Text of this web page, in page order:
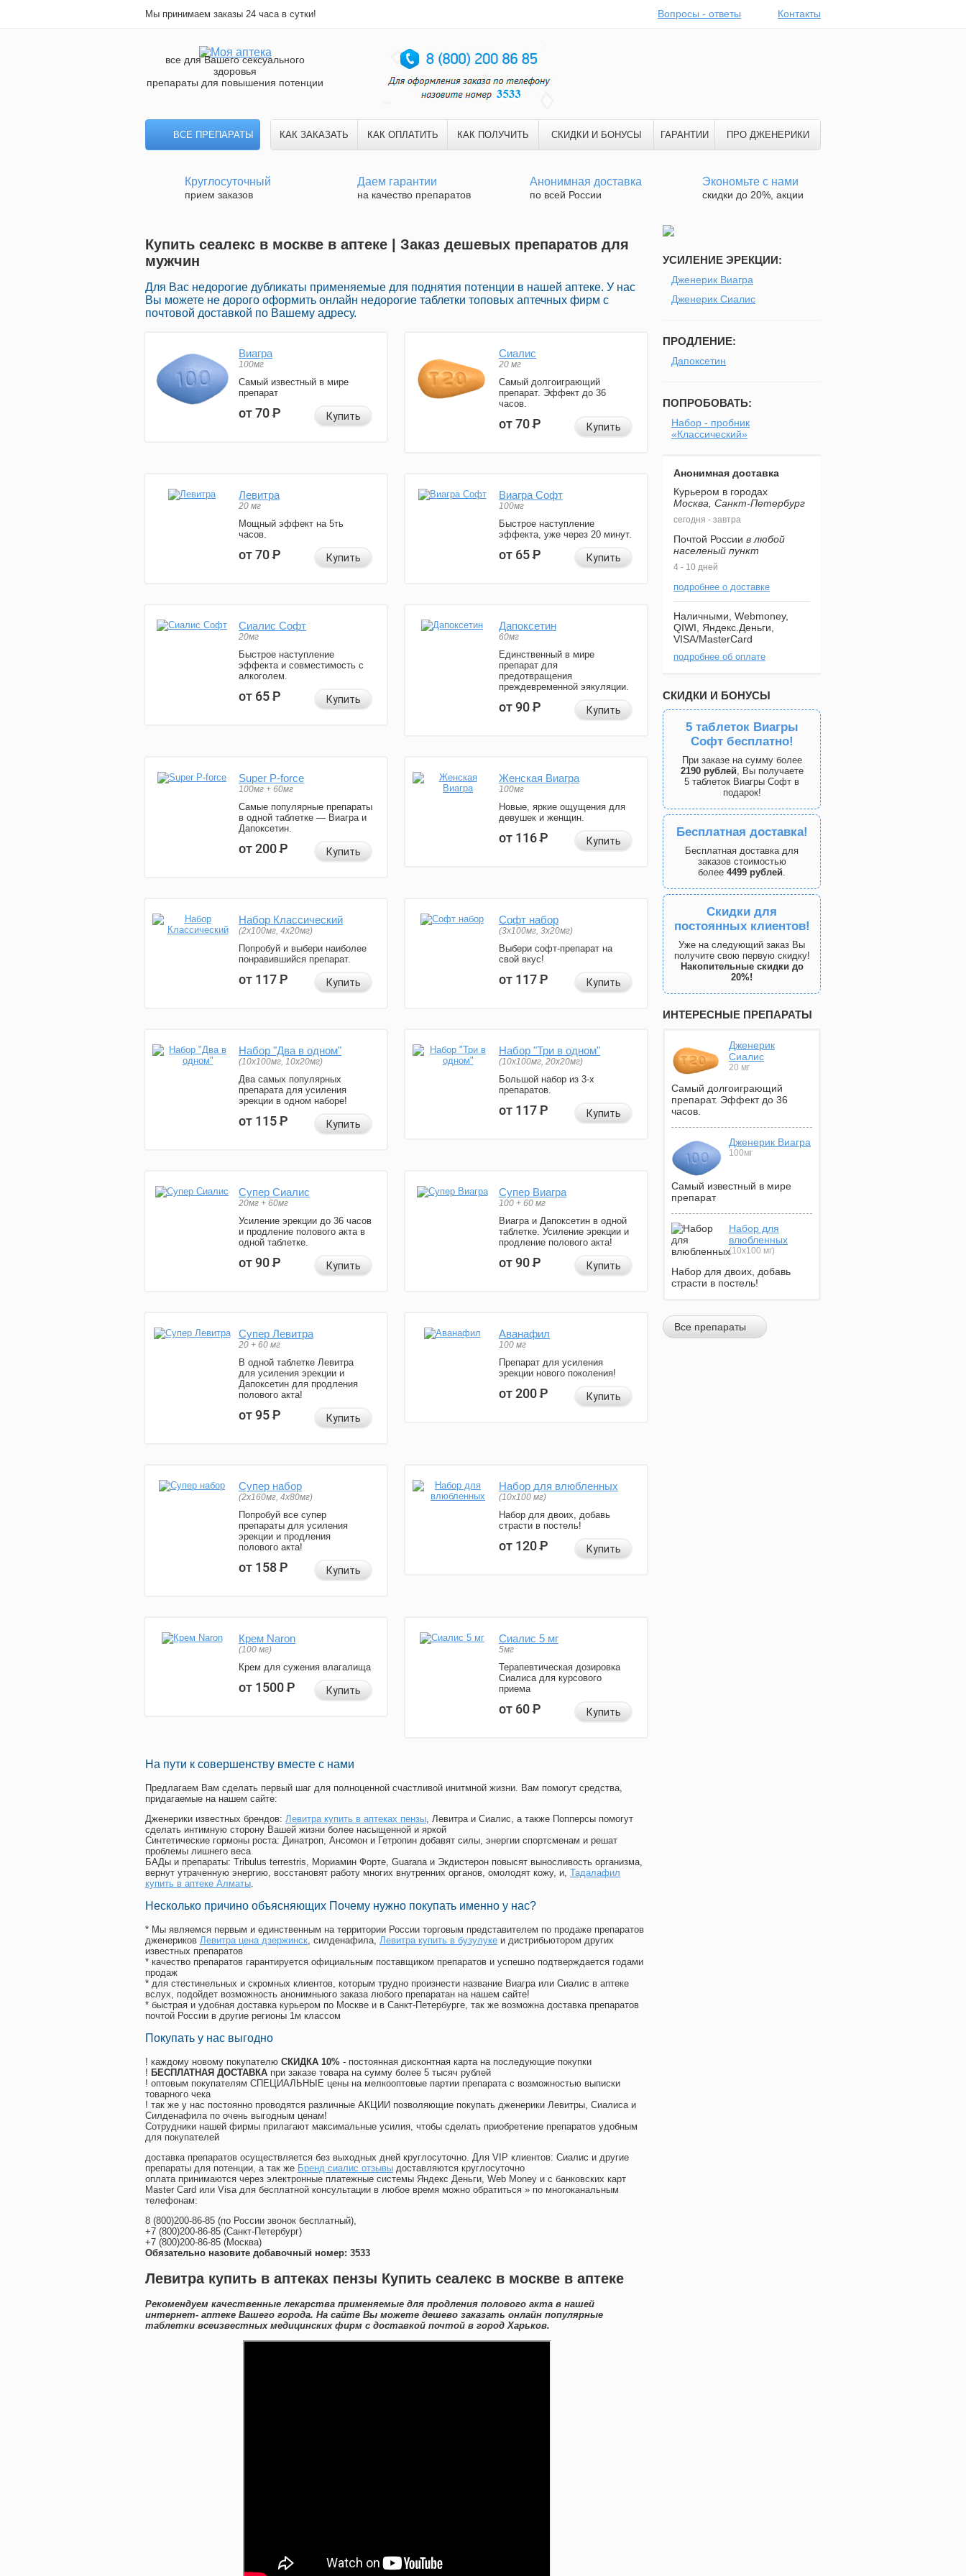
Мы принимаем заказы 24 часа в сутки! Вопросы - ответы Контакты
все для Вашего сексуального
здоровья
препараты для повышения потенции
ВСЕ ПРЕПАРАТЫ КАК ЗАКАЗАТЬ КАК ОПЛАТИТЬ КАК ПОЛУЧИТЬ СКИДКИ И БОНУСЫ ГАРАНТИИ ПРО ДЖЕНЕРИКИ
Круглосуточный
прием заказов
Даем гарантии
на качество препаратов
Анонимная доставка
по всей России
Экономьте с нами
скидки до 20%, акции
Купить сеалекс в москве в аптеке | Заказ дешевых препаратов для
мужчин
Для Вас недорогие дубликаты применяемые для поднятия потенции в нашей аптеке. У нас
Вы можете не дорого оформить онлайн недорогие таблетки топовых аптечных фирм с
почтовой доставкой по Вашему адресу.
Виагра
100мг
Самый известный в мире
препарат
от 70Р Купить
Сиалис
20 мг
Самый долгоиграющий
препарат. Эффект до 36
часов.
от 70Р Купить
Левитра
20 мг
Мощный эффект на 5ть
часов.
от 70Р Купить
Виагра Софт
100мг
Быстрое наступление
эффекта, уже через 20 минут.
от 65Р Купить
Сиалис Софт
20мг
Быстрое наступление
эффекта и совместимость с
алкоголем.
от 65Р Купить
Дапоксетин
60мг
Единственный в мире
препарат для
предотвращения
преждевременной эякуляции.
от 90Р Купить
Super P-force
100мг + 60мг
Самые популярные препараты
в одной таблетке — Виагра и
Дапоксетин.
от 200Р Купить
Женская Виагра
100мг
Новые, яркие ощущения для
девушек и женщин.
от 116Р Купить
Набор Классический
(2x100мг, 4x20мг)
Попробуй и выбери наиболее
понравившийся препарат.
от 117Р Купить
Софт набор
(3x100мг, 3x20мг)
Выбери софт-препарат на
свой вкус!
от 117Р Купить
Набор "Два в одном"
(10x100мг, 10x20мг)
Два самых популярных
препарата для усиления
эрекции в одном наборе!
от 115Р Купить
Набор "Три в одном"
(10x100мг, 20x20мг)
Большой набор из 3-х
препаратов.
от 117Р Купить
Супер Сиалис
20мг + 60мг
Усиление эрекции до 36 часов
и продление полового акта в
одной таблетке.
от 90Р Купить
Супер Виагра
100 + 60 мг
Виагра и Дапоксетин в одной
таблетке. Усиление эрекции и
продление полового акта!
от 90Р Купить
Супер Левитра
20 + 60 мг
В одной таблетке Левитра
для усиления эрекции и
Дапоксетин для продления
полового акта!
от 95Р Купить
Аванафил
100 мг
Препарат для усиления
эрекции нового поколения!
от 200Р Купить
Супер набор
(2х160мг, 4х80мг)
Попробуй все супер
препараты для усиления
эрекции и продления
полового акта!
от 158Р Купить
Набор для влюбленных
(10х100 мг)
Набор для двоих, добавь
страсти в постель!
от 120Р Купить
Крем Naron
(100 мг)
Крем для сужения влагалища
от 1500Р Купить
Сиалис 5 мг
5мг
Терапевтическая дозировка
Сиалиса для курсового
приема
от 60Р Купить
На пути к совершенству вместе с нами
Предлагаем Вам сделать первый шаг для полноценной счастливой инитмной жизни. Вам помогут средства,
придагаемые на нашем сайте:
Дженерики известных брендов: Левитра купить в аптеках пензы, Левитра и Сиалис, а также Попперсы помогут
сделать интимную сторону Вашей жизни более насыщенной и яркой
Синтетические гормоны роста: Динатроп, Ансомон и Гетропин добавят силы, энергии спортсменам и решат
проблемы лишнего веса
БАДы и препараты: Tribulus terrestris, Мориамин Форте, Guarana и Экдистерон повысят выносливость организма,
вернут утраченную энергию, восстановят работу многих внутренних органов, омолодят кожу, и, Тадалафил
купить в аптеке Алматы.
Несколько причино объясняющих Почему нужно покупать именно у нас?
* Мы являемся первым и единственным на территории России торговым представителем по продаже препаратов
дженериков Левитра цена дзержинск, силденафила, Левитра купить в бузулуке и дистрибьютором других
известных препаратов
* качество препаратов гарантируется официальным поставщиком препаратов и успешно подтверждается годами
продаж
* для стестинельных и скромных клиентов, которым трудно произнести название Виагра или Сиалис в аптеке
вслух, подойдет возможность анонимныого заказа любого препаратан на нашем сайте!
* быстрая и удобная доставка курьером по Москве и в Санкт-Петербурге, так же возможна доставка препаратов
почтой России в другие регионы 1м классом
Покупать у нас выгодно
! каждому новому покупателю СКИДКА 10% - постоянная дисконтная карта на последующие покупки
! БЕСПЛАТНАЯ ДОСТАВКА при заказе товара на сумму более 5 тысяч рублей
! оптовым покупателям СПЕЦИАЛЬНЫЕ цены на мелкооптовые партии препарата с возможностью выписки
товарного чека
! так же у нас постоянно проводятся различные АКЦИИ позволяющие покупать дженерики Левитры, Сиалиса и
Силденафила по очень выгодным ценам!
Cотрудники нашей фирмы прилагают максимальные усилия, чтобы сделать приобретение препаратов удобным
для покупателей
доставка препаратов осуществляется без выходных дней круглосуточно. Для VIP клиентов: Сиалис и другие
препараты для потенции, а так же Бренд сиалис отзывы доставляются круглосуточно
оплата принимаются через электронные платежные системы Яндекс Деньги, Web Money и с банковских карт
Master Card или Visa для бесплатной консультации в любое время можно обратиться » по многоканальным
телефонам:
8 (800)200-86-85 (по России звонок бесплатный),
+7 (800)200-86-85 (Санкт-Петербург)
+7 (800)200-86-85 (Москва)
Обязательно назовите добавочный номер: 3533
Левитра купить в аптеках пензы Купить сеалекс в москве в аптеке
Рекомендуем качественные лекарства применяемые для продления полового акта в нашей
интернет- аптеке Вашего города. На сайте Вы можете дешево заказать онлайн популярные
таблетки всеизвестных медицинских фирм с доставкой почтой в город Харьков.
УСИЛЕНИЕ ЭРЕКЦИИ:
Дженерик Виагра
Дженерик Сиалис
ПРОДЛЕНИЕ:
Дапоксетин
ПОПРОБОВАТЬ:
Набор - пробник
«Классический»
Анонимная доставка
Курьером в городах
Москва, Санкт-Петербург
сегодня - завтра
Почтой России в любой
населеный пункт
4 - 10 дней
подробнее о доставке
Наличными, Webmoney,
QIWI, Яндекс.Деньги,
VISA/MasterCard
подробнее об оплате
СКИДКИ И БОНУСЫ
5 таблеток Виагры
Софт бесплатно!
При заказе на сумму более
2190 рублей, Вы получаете
5 таблеток Виагры Софт в
подарок!
Бесплатная доставка!
Бесплатная доставка для
заказов стоимостью
более 4499 рублей.
Скидки для
постоянных клиентов!
Уже на следующий заказ Вы
получите свою первую скидку!
Накопительные скидки до
20%!
ИНТЕРЕСНЫЕ ПРЕПАРАТЫ
Дженерик
Сиалис
20 мг
Самый долгоиграющий
препарат. Эффект до 36
часов.
Дженерик Виагра
100мг
Самый известный в мире
препарат
Набор для
влюбленных
(10х100 мг)
Набор для двоих, добавь
страсти в постель!
Все препараты